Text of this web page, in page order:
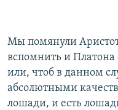
Мы помянули
вспомнить и
или, чтоб в данном
абсолютными
лошади, и есть